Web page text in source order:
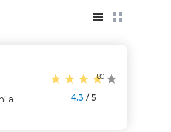
a
80
4.3 / 5